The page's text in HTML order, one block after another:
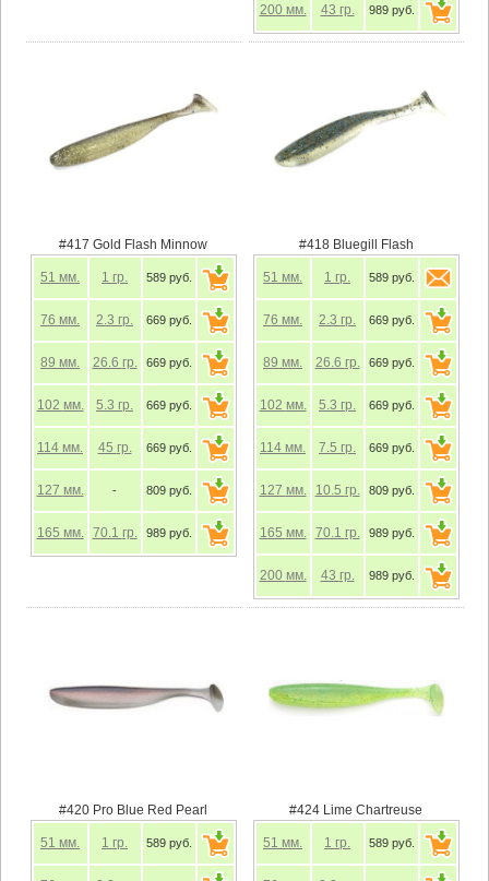
200 мм. 43 гр. 989 руб.
#417 Gold Flash Minnow
51 мм. 1 гр. 589 руб.
76 мм. 2.3 гр. 669 руб.
89 мм. 26.6 гр. 669 руб.
102 мм. 5.3 гр. 669 руб.
114 мм. 45 гр. 669 руб.
127 мм. - 809 руб.
165 мм. 70.1 гр. 989 руб.
#418 Bluegill Flash
51 мм. 1 гр. 589 руб.
76 мм. 2.3 гр. 669 руб.
89 мм. 26.6 гр. 669 руб.
102 мм. 5.3 гр. 669 руб.
114 мм. 7.5 гр. 669 руб.
127 мм. 10.5 гр. 809 руб.
165 мм. 70.1 гр. 989 руб.
200 мм. 43 гр. 989 руб.
#420 Pro Blue Red Pearl
51 мм. 1 гр. 589 руб.
#424 Lime Chartreuse
51 мм. 1 гр. 589 руб.